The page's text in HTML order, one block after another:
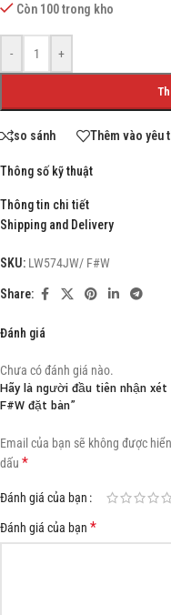
Còn 100 trong kho
- +
so sánh Thêm vào yêu
Thông số kỹ thuật
Thông tin chi tiết
Shipping and Delivery
SKU: LW574JW/ F#W
Share:
Đánh giá
Chưa có đánh giá nào.
Hãy là người đầu tiên nhận xét
F#W đặt bàn”
Email của bạn sẽ không được
dấu *
Đánh giá của bạn
Đánh giá của bạn *